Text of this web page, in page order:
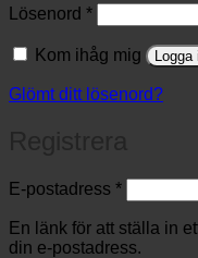
Lösenord *Obligatoriskt
Kom ihåg mig Logga
Glömt ditt lösenord?
E-postadress *
En länk för att ställa in
din e-postadress.